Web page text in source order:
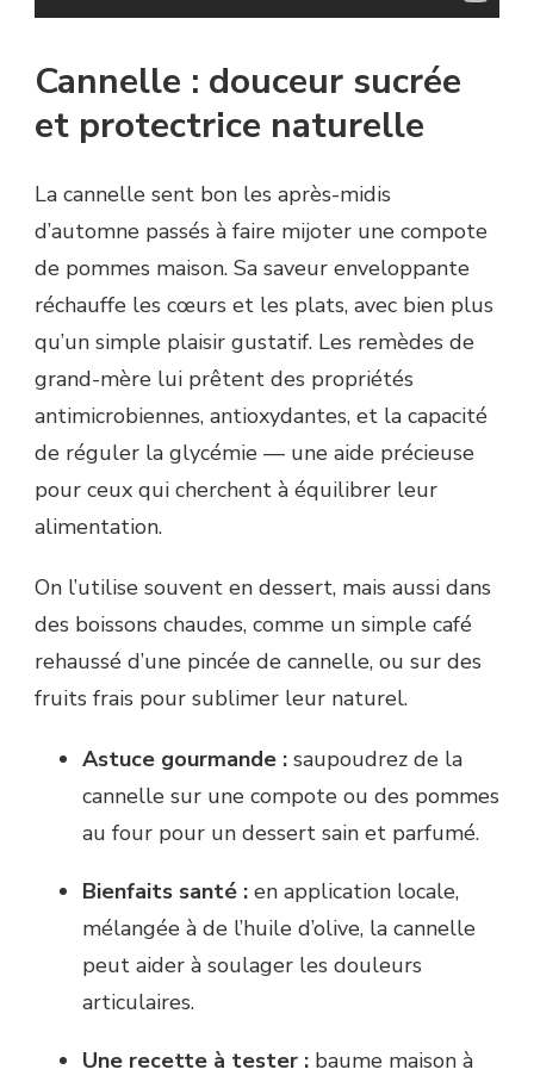
Cannelle : douceur sucrée
et protectrice naturelle
La cannelle sent bon les après-midis
d’automne passés à faire mijoter une compote
de pommes maison. Sa saveur enveloppante
réchauffe les cœurs et les plats, avec bien plus
qu’un simple plaisir gustatif. Les remèdes de
grand-mère lui prêtent des propriétés
antimicrobiennes, antioxydantes, et la capacité
de réguler la glycémie — une aide précieuse
pour ceux qui cherchent à équilibrer leur
alimentation.
On l’utilise souvent en dessert, mais aussi dans
des boissons chaudes, comme un simple café
rehaussé d’une pincée de cannelle, ou sur des
fruits frais pour sublimer leur naturel.
Astuce gourmande : saupoudrez de la
cannelle sur une compote ou des pommes
au four pour un dessert sain et parfumé.
Bienfaits santé : en application locale,
mélangée à de l’huile d’olive, la cannelle
peut aider à soulager les douleurs
articulaires.
Une recette à tester : baume maison à